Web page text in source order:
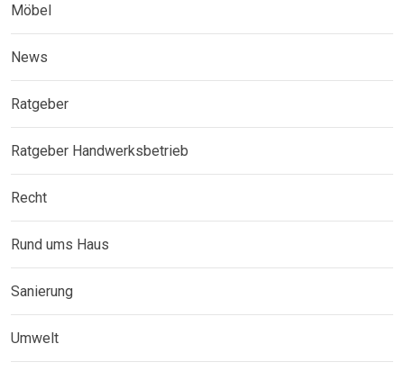
Möbel
News
Ratgeber
Ratgeber Handwerksbetrieb
Recht
Rund ums Haus
Sanierung
Umwelt